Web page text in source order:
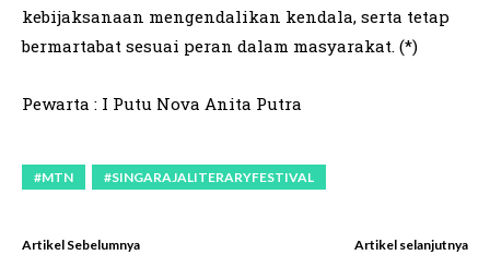
kebijaksanaan mengendalikan kendala, serta tetap
bermartabat sesuai peran dalam masyarakat. (*)
Pewarta : I Putu Nova Anita Putra
#MTN #SINGARAJALITERARYFESTIVAL
Artikel Sebelumnya Artikel selanjutnya